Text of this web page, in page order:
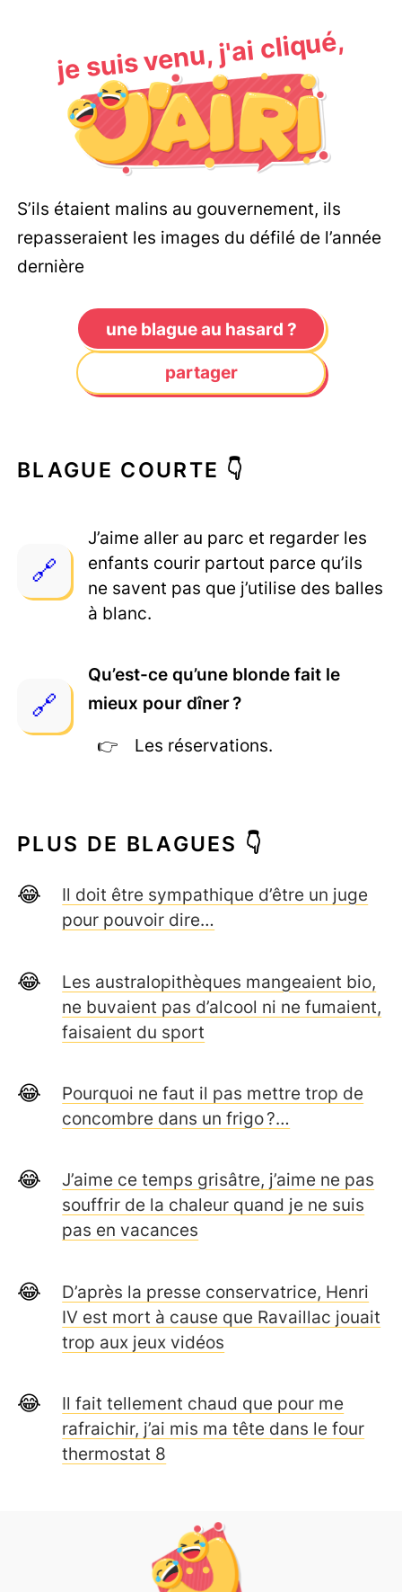
je suis venu, j'ai cliqué,
S’ils étaient malins au gouvernement, ils
repasseraient les images du défilé de l’année
dernière
une blague au hasard ?
partager
BLAGUE COURTE 👇
J’aime aller au parc et regarder les
enfants courir partout parce qu’ils
ne savent pas que j’utilise des balles
à blanc.
Qu’est-ce qu’une blonde fait le
mieux pour dîner ?
Les réservations.
PLUS DE BLAGUES 👇
Il doit être sympathique d’être un juge
pour pouvoir dire…
Les australopithèques mangeaient bio,
ne buvaient pas d’alcool ni ne fumaient,
faisaient du sport
Pourquoi ne faut il pas mettre trop de
concombre dans un frigo ?…
J’aime ce temps grisâtre, j’aime ne pas
souffrir de la chaleur quand je ne suis
pas en vacances
D’après la presse conservatrice, Henri
IV est mort à cause que Ravaillac jouait
trop aux jeux vidéos
Il fait tellement chaud que pour me
rafraichir, j’ai mis ma tête dans le four
thermostat 8